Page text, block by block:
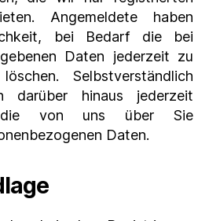
Angemeldete haben
bei Bedarf die bei
Daten jederzeit zu
Selbstverständlich
darüber hinaus jederzeit
die von uns über Sie
Daten.